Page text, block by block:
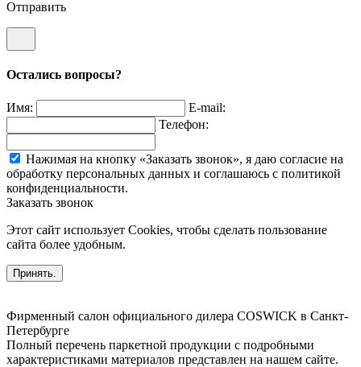
Отправить
Остались вопросы?
Имя:
E-mail:
Телефон:
Нажимая на кнопку «Заказать звонок», я даю согласие на
обработку персональных данных и соглашаюсь c политикой
конфиденциальности.
Заказать звонок
Этот сайт использует Cookies, чтобы сделать пользование
сайта более удобным.
Принять.
Фирменный салон официального дилера COSWICK в Санкт-
Петербурге
Полный перечень паркетной продукции с подробными
характеристиками материалов представлен на нашем сайте.